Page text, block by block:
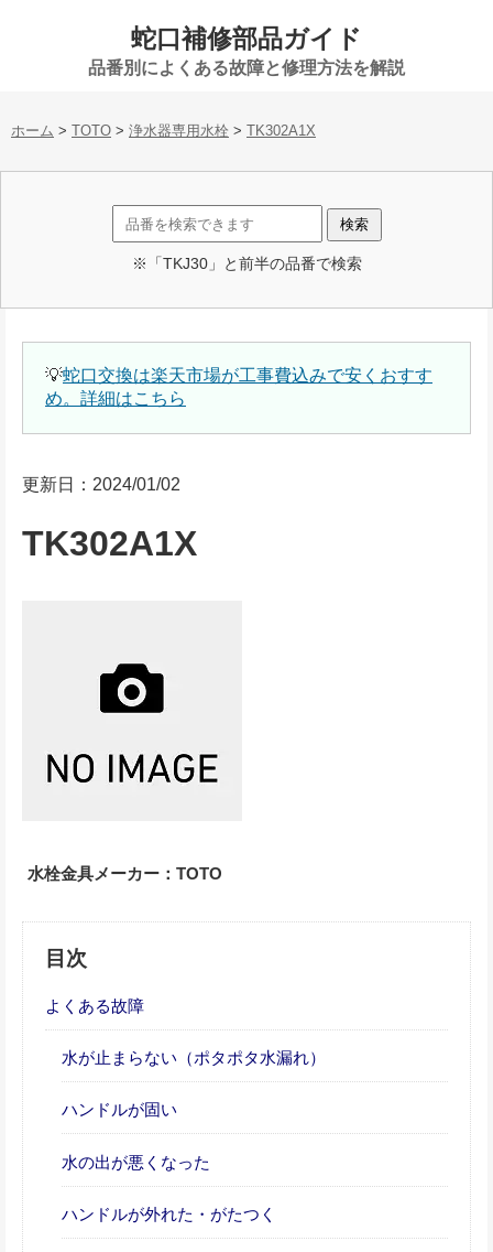
蛇口補修部品ガイド
品番別によくある故障と修理方法を解説
ホーム > TOTO > 浄水器専用水栓 > TK302A1X
※「TKJ30」と前半の品番で検索
💡蛇口交換は楽天市場が工事費込みで安くおすす
め。詳細はこちら
更新日：2024/01/02
TK302A1X
水栓金具メーカー：TOTO
目次
よくある故障
水が止まらない（ポタポタ水漏れ）
ハンドルが固い
水の出が悪くなった
ハンドルが外れた・がたつく